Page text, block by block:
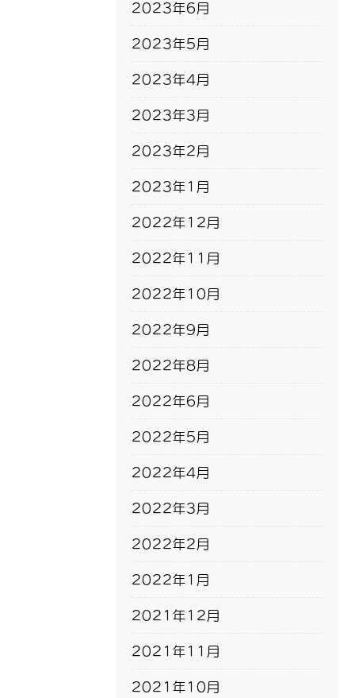
2023年6月
2023年5月
2023年4月
2023年3月
2023年2月
2023年1月
2022年12月
2022年11月
2022年10月
2022年9月
2022年8月
2022年6月
2022年5月
2022年4月
2022年3月
2022年2月
2022年1月
2021年12月
2021年11月
2021年10月